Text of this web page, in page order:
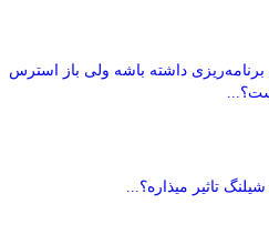
داشته باشه ولی باز استرس
تاثیر میذاره؟...